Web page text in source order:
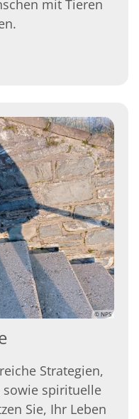
mit Tieren
© NPS
Strategien,
sowie spirituelle
Sie, Ihr Leben